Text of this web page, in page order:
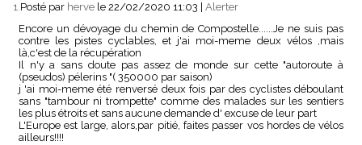
1.Posté par herve le 22/02/2020 11:03
Alerter
Encore un dévoyage du chemin de Compostelle......Je ne suis pas
contre les pistes cyclables, et j'ai moi-meme deux vélos ,mais
là,c'est de la récupération
Il n'y a sans doute pas assez de monde sur cette "autoroute à
(pseudos) pélerins "( 350000 par saison)
j 'ai moi-meme été renversé deux fois par des cyclistes déboulant
sans "tambour ni trompette" comme des malades sur les sentiers
les plus étroits et sans aucune demande d' excuse de leur part
L'Europe est large, alors,par pitié, faites passer vos hordes de vélos
ailleurs!!!!